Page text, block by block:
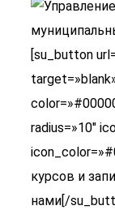
[su_button
radius=»10″
курсов и
нами[/